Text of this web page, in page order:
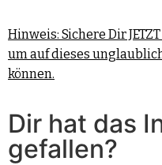
Hinweis: Sichere Dir
um auf dieses
können.
Dir hat das
gefallen?